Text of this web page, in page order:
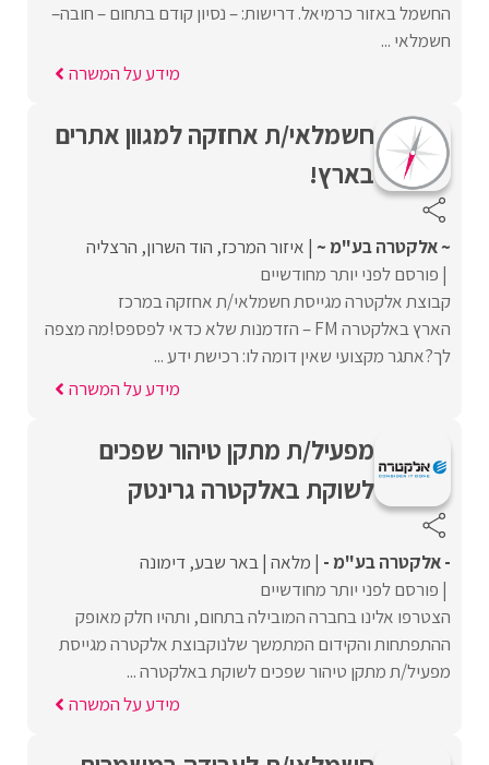
החשמל באזור כרמיאל. דרישות: – נסיון קודם בתחום – חובה–
חשמלאי ...
מידע על המשרה
חשמלאי/ת אחזקה למגוון אתרים
בארץ!
~ אלקטרה בע"מ ~ איזור המרכז הוד השרון הרצליה
פורסם לפני יותר מחודשיים
קבוצת אלקטרה מגייסת חשמלאי/ת אחזקה במרכז
הארץ באלקטרה FM – הזדמנות שלא כדאי לפספס!מה מצפה
לך?אתגר מקצועי שאין דומה לו: רכישת ידע ...
מידע על המשרה
מפעיל/ת מתקן טיהור שפכים
לשוקת באלקטרה גרינטק
- אלקטרה בע"מ - מלאה באר שבע דימונה
פורסם לפני יותר מחודשיים
הצטרפו אלינו בחברה המובילה בתחום, ותהיו חלק מאופק
ההתפתחות והקידום המתמשך שלנוקבוצת אלקטרה מגייסת
מפעיל/ת מתקן טיהור שפכים לשוקת באלקטרה ...
מידע על המשרה